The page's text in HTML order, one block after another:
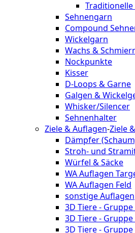
Traditionelle
Sehnengarn
Compound
Wickelgarn
Wachs &
Nockpunkte
Kisser
D-Loops & Garne
Galgen &
Whisker/Silencer
Sehnenhalter
Ziele & Auflagen-Ziele
Dämpfer
Stroh- und
Würfel & Säcke
WA Auflagen
WA Auflagen Feld
sonstige Auflagen
3D Tiere - Gruppe
3D Tiere - Gruppe
3D Tiere - Gruppe